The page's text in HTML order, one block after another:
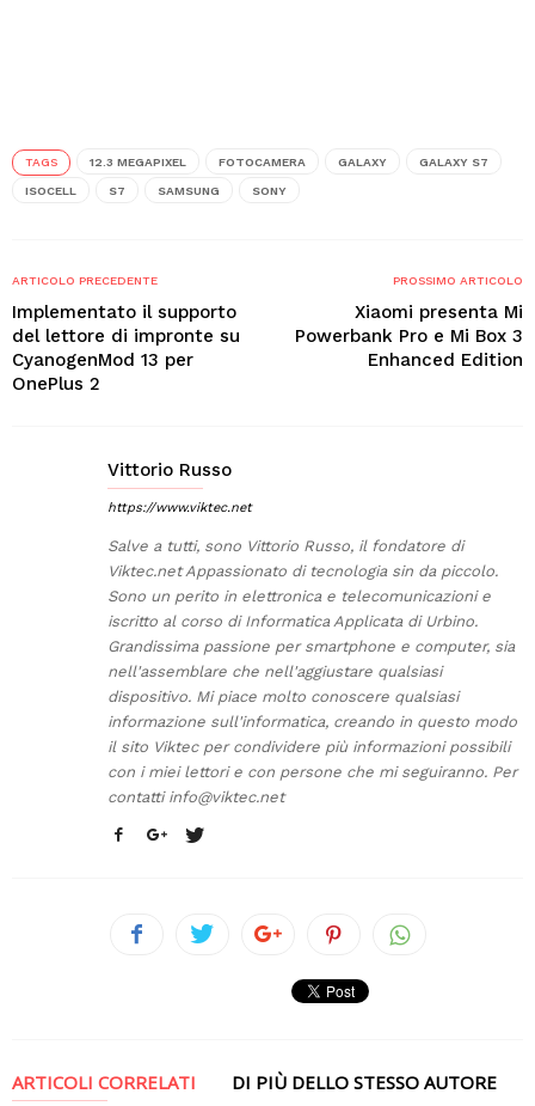
TAGS 12.3 MEGAPIXEL FOTOCAMERA GALAXY GALAXY S7
ISOCELL S7 SAMSUNG SONY
ARTICOLO PRECEDENTE
Implementato il supporto
del lettore di impronte su
CyanogenMod 13 per
OnePlus 2
PROSSIMO ARTICOLO
Xiaomi presenta Mi
Powerbank Pro e Mi Box 3
Enhanced Edition
Vittorio Russo
https://www.viktec.net
Salve a tutti, sono Vittorio Russo, il fondatore di
Viktec.net Appassionato di tecnologia sin da piccolo.
Sono un perito in elettronica e telecomunicazioni e
iscritto al corso di Informatica Applicata di Urbino.
Grandissima passione per smartphone e computer, sia
nell'assemblare che nell'aggiustare qualsiasi
dispositivo. Mi piace molto conoscere qualsiasi
informazione sull'informatica, creando in questo modo
il sito Viktec per condividere più informazioni possibili
con i miei lettori e con persone che mi seguiranno. Per
contatti info@viktec.net
ARTICOLI CORRELATI DI PIÙ DELLO STESSO AUTORE